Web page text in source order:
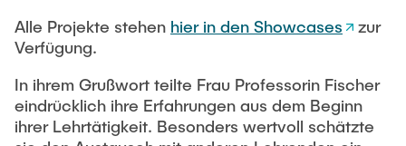
Alle Projekte stehen hier in den Showcases
zur
Verfügung.
In ihrem Grußwort teilte Frau Professorin Fischer
eindrücklich ihre Erfahrungen aus dem Beginn
ihrer Lehrtätigkeit. Besonders wertvoll schätzte